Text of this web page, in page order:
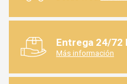
Entrega 24/72
Más información